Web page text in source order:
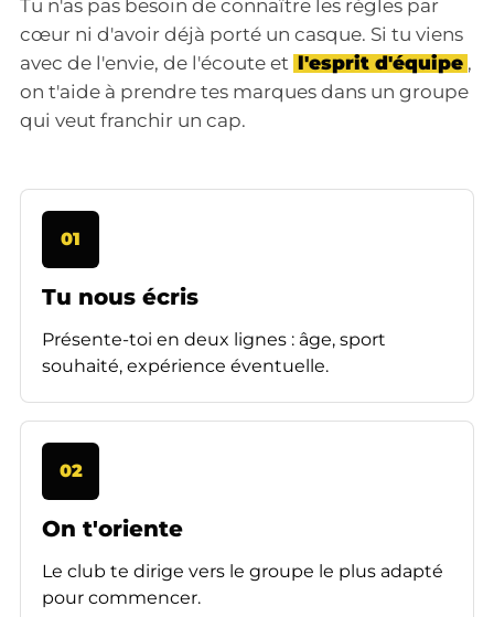
Tu n'as pas besoin de connaître les règles par
cœur ni d'avoir déjà porté un casque. Si tu viens
avec de l'envie, de l'écoute et l'esprit d'équipe ,
on t'aide à prendre tes marques dans un groupe
qui veut franchir un cap.
01
Tu nous écris
Présente-toi en deux lignes : âge, sport
souhaité, expérience éventuelle.
02
On t'oriente
Le club te dirige vers le groupe le plus adapté
pour commencer.